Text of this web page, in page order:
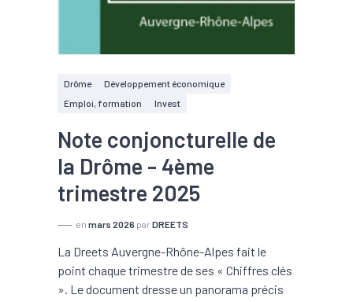
Drôme
Développement économique
Emploi, formation
Invest
Note conjoncturelle de
la Drôme - 4ème
trimestre 2025
en mars 2026 par DREETS
La Dreets Auvergne-Rhône-Alpes fait le
point chaque trimestre de ses « Chiffres clés
». Le document dresse un panorama précis